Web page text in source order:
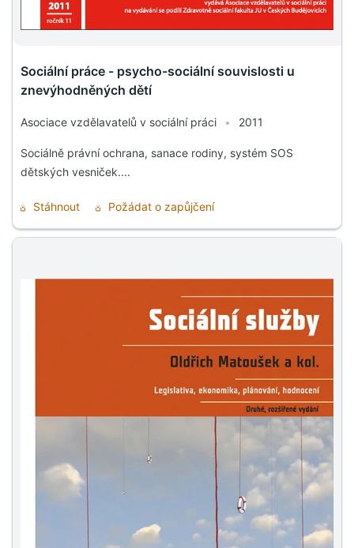
Sociální práce - psycho-sociální souvislosti u
znevýhodněných dětí
Asociace vzdělavatelů v sociální práci • 2011
Sociálně právní ochrana, sanace rodiny, systém SOS
dětských vesniček....
Stáhnout Požádat o zapůjčení